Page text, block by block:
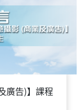
廣告)】課程